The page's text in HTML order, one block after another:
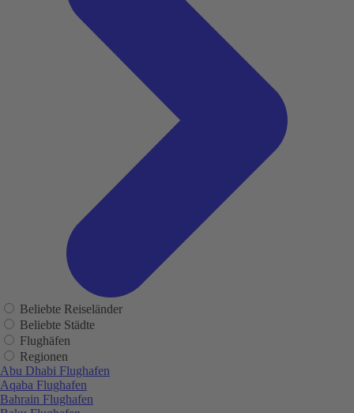
Beliebte Reiseländer
Beliebte Städte
Flughäfen
Regionen
Abu Dhabi Flughafen
Aqaba Flughafen
Bahrain Flughafen